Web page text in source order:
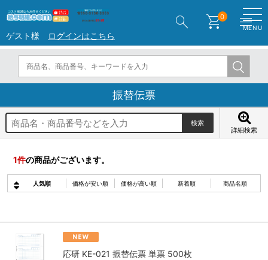
ゲスト様 ログインはこちら
MENU
search shopping_cart0 menu
振替伝票
詳細検索
1件の商品がございます。
人気順 価格が安い順 価格が高い順 新着順 商品名順
応研 KE-021 振替伝票 単票 500枚